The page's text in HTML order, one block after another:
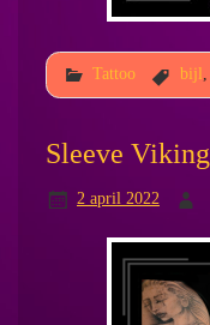
Tattoo bijl
Sleeve Viking
2 april 2022